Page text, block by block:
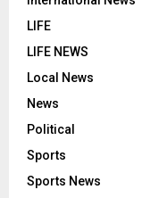
LIFE
LIFE NEWS
Local News
News
Political
Sports
Sports News